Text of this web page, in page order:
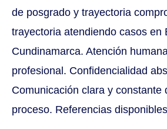
de posgrado y trayectoria
trayectoria atendiendo casos en
Cundinamarca. Atención
profesional. Confidencialidad
Comunicación clara y constante
proceso. Referencias